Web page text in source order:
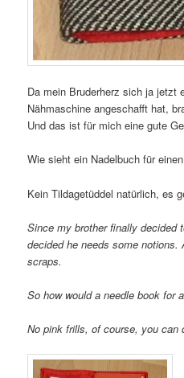
Da mein Bruderherz sich ja jetzt
Nähmaschine angeschafft hat,
Und das ist für mich eine gute
Wie sieht ein Nadelbuch für
Kein Tildagetüddel natürlich, es
Since my brother finally decided
decided he needs some
scraps.
So how would a needle book for
No pink frills, of course, you can